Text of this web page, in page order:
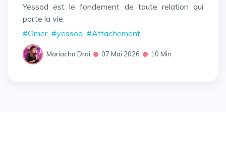
Yessod est le fondement de toute relation qui
porte la vie.
#Omer #yessod #Attachement
Mariacha Drai 07 Mai 2026 10 Min